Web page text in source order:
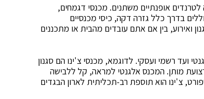
אופנתיים משתנים. מכנסי דגמחים,
בדרך כלל גזרה דקה, כיסי מכנסיים
ואירוע, בין אם אתם עובדים מהבית או מתכננים
ועד רשמי ועסקי. לדוגמא, מכנסי צ'ינו הם סגנון
מותן. המכנס אלגנטי למראה, קל ללבישה
צ'ינו הוא תוספת רב-תכליתית לארון הבגדים